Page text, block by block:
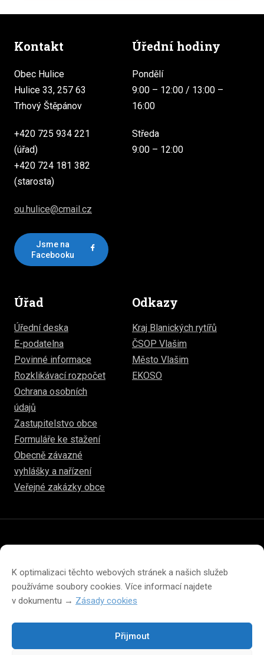
K optimalizaci těchto webových stránek a našich služeb
používáme soubory cookies. Více informací najdete
v dokumentu → Zásady cookies
Přijmout
Kontakt
Obec Hulice
Hulice 33, 257 63
Trhový Štěpánov
+420 725 934 221
(úřad)
+420 724 181 382
(starosta)
ou.hulice@cmail.cz
Jsme na
Facebooku
Úřední hodiny
Pondělí
9:00 – 12:00 / 13:00 –
16:00
Středa
9:00 – 12:00
Úřad
Úřední deska
E-podatelna
Povinné informace
Rozklikávací rozpočet
Ochrana osobních
údajů
Zastupitelstvo obce
Formuláře ke stažení
Obecně závazné
vyhlášky a nařízení
Veřejné zakázky obce
Odkazy
Kraj Blanických rytířů
ČSOP Vlašim
Město Vlašim
EKOSO
Prohlášení o přístupnosti
Prohlášení o ochraně soukromí
Zásady cookies (EU)
Změna velikosti písma na webu